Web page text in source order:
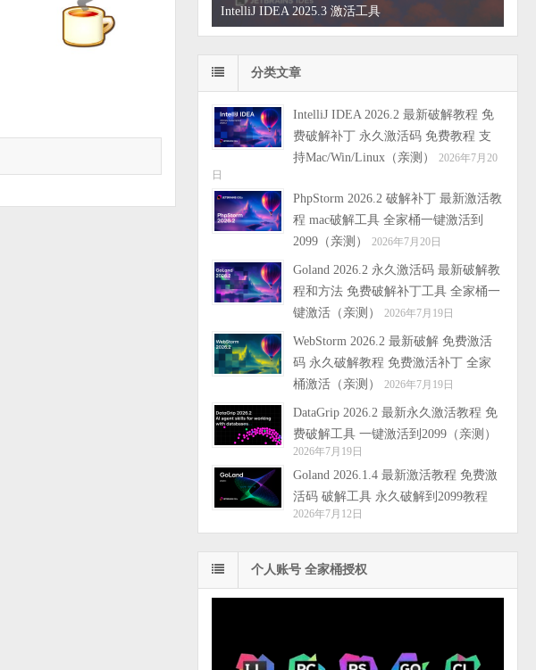
IntelliJ IDEA 2025.3 激活工具
WebStorm 2026.2 破解教程
分类文章
IntelliJ IDEA 2026.2 最新破解教程 免
费破解补丁 永久激活码 免费教程 支
持Mac/Win/Linux（亲测）
2026年7月20
日
PhpStorm 2026.2 破解补丁 最新激活教
程 mac破解工具 全家桶一键激活到
2099（亲测）
2026年7月20日
Goland 2026.2 永久激活码 最新破解教
程和方法 免费破解补丁工具 全家桶一
键激活（亲测）
2026年7月19日
WebStorm 2026.2 最新破解 免费激活
码 永久破解教程 免费激活补丁 全家
桶激活（亲测）
2026年7月19日
DataGrip 2026.2 最新永久激活教程 免
费破解工具 一键激活到2099（亲测）
2026年7月19日
Goland 2026.1.4 最新激活教程 免费激
活码 破解工具 永久破解到2099教程
2026年7月12日
个人账号 全家桶授权